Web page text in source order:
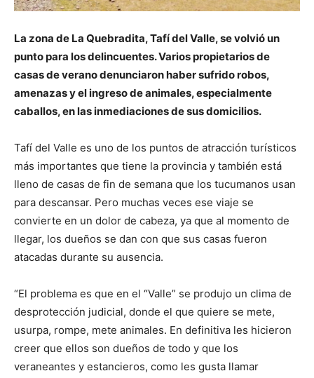
La zona de La Quebradita, Tafí del Valle, se volvió un
punto para los delincuentes. Varios propietarios de
casas de verano denunciaron haber sufrido robos,
amenazas y el ingreso de animales, especialmente
caballos, en las inmediaciones de sus domicilios.
Tafí del Valle es uno de los puntos de atracción turísticos
más importantes que tiene la provincia y también está
lleno de casas de fin de semana que los tucumanos usan
para descansar. Pero muchas veces ese viaje se
convierte en un dolor de cabeza, ya que al momento de
llegar, los dueños se dan con que sus casas fueron
atacadas durante su ausencia.
“El problema es que en el “Valle” se produjo un clima de
desprotección judicial, donde el que quiere se mete,
usurpa, rompe, mete animales. En definitiva les hicieron
creer que ellos son dueños de todo y que los
veraneantes y estancieros, como les gusta llamar